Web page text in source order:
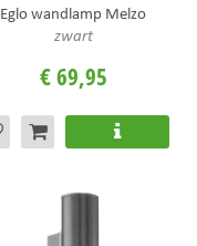
Eglo wandlamp Melzo
zwart
€69,95